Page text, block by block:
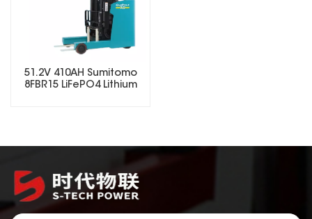
51.2V 410AH Sumitomo
8FBR15 LiFePO4 Lithium